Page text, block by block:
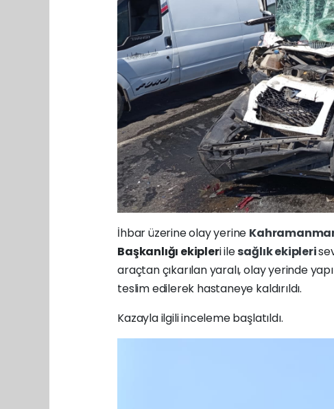
İhbar üzerine olay yerine
Başkanlığı ekipleri ilesağlık ekipleri
araçtan çıkarılan yaralı, olay yerinde
teslim edilerek hastaneye kaldırıldı.
Kazayla ilgili inceleme başlatıldı.